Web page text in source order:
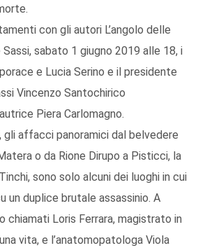
con gli autori L’angolo delle
sabato 1 giugno 2019 alle 18, i
e Lucia Serino e il presidente
Vincenzo Santochirico
Piera Carlomagno.
gli affacci panoramici dal belvedere
o da Rione Dirupo a Pisticci, la
sono solo alcuni dei luoghi in cui
un duplice brutale assassinio. A
chiamati Loris Ferrara, magistrato in
vita, e l’anatomopatologa Viola